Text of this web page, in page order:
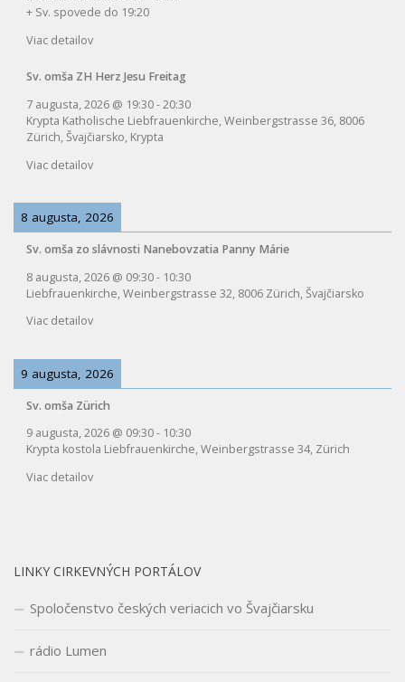
+ Sv. spovede do 19:20
Viac detailov
Sv. omša ZH Herz Jesu Freitag
7 augusta, 2026 @ 19:30-20:30
Krypta Katholische Liebfrauenkirche, Weinbergstrasse 36, 8006
Zürich, Švajčiarsko, Krypta
Viac detailov
8 augusta, 2026
Sv. omša zo slávnosti Nanebovzatia Panny Márie
8 augusta, 2026 @ 09:30- 10:30
Liebfrauenkirche, Weinbergstrasse 32, 8006 Zürich, Švajčiarsko
Viac detailov
9 augusta, 2026
Sv. omša Zürich
9 augusta, 2026 @ 09:30- 10:30
Krypta kostola Liebfrauenkirche, Weinbergstrasse 34, Zürich
Viac detailov
LINKY CIRKEVNÝCH PORTÁLOV
Spoločenstvo českých veriacich vo Švajčiarsku
rádio Lumen